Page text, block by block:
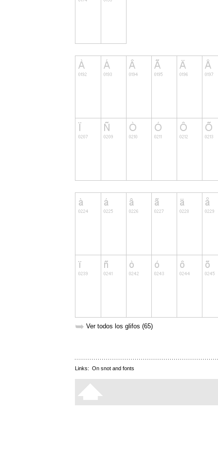
➥ Ver todos los glifos (65)
Links: On snot and fonts